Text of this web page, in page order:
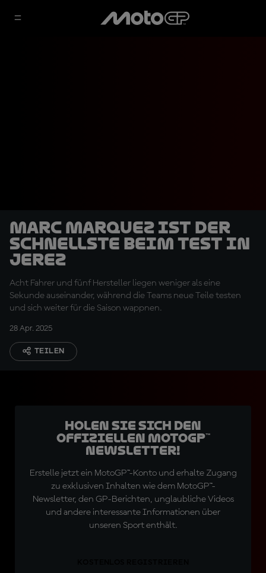
Marc Marquez ist der
Schnellste beim Test in
Jerez
Acht Fahrer und fünf Hersteller liegen weniger als eine
Sekunde auseinander, während die Teams neue Teile testen
und sich weiter für die Saison wappnen.
28 Apr. 2025
TEILEN
Holen Sie sich den
offiziellen MotoGP™
Newsletter!
Erstelle jetzt ein MotoGP™-Konto und erhalte Zugang
zu exklusiven Inhalten wie dem MotoGP™-
Newsletter, den GP-Berichten, unglaubliche Videos
und andere interessante Informationen über
unseren Sport enthält.